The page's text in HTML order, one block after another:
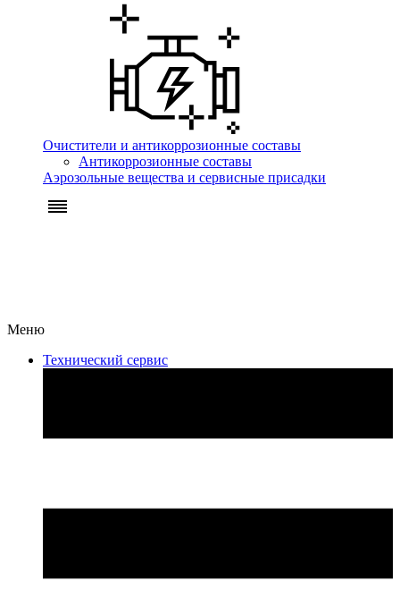
Очистители и антикоррозионные составы
Антикоррозионные составы
Аэрозольные вещества и сервисные присадки
Меню
Технический сервис